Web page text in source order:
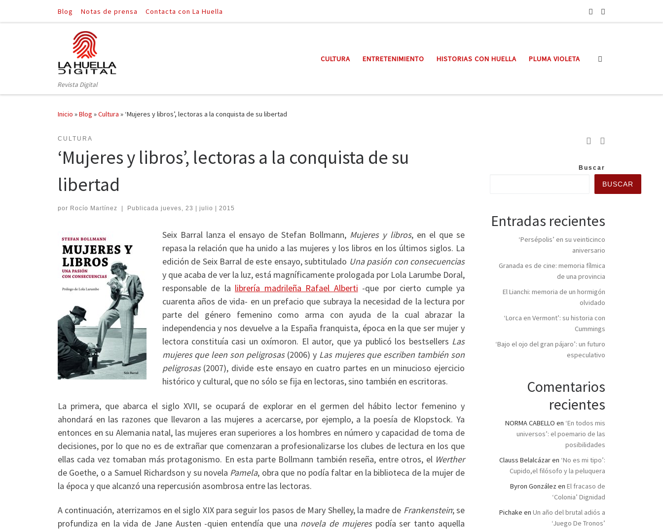
Saltar al contenido
Blog Notas de prensa Contacta con La Huella
Revista Digital
CULTURA ENTRETENIMIENTO HISTORIAS CON HUELLA PLUMA VIOLETA
Inicio »Blog »Cultura » ‘Mujeres y libros’, lectoras a la conquista de su libertad
CULTURA
‘Mujeres y libros’, lectoras a la conquista de su
libertad
por Rocío Martínez Publicada jueves, 23 | julio | 2015
Seix Barral lanza el ensayo de Stefan Bollmann, Mujeres y libros, en el que se
repasa la relación que ha unido a las mujeres y los libros en los últimos siglos. La
edición de Seix Barral de este ensayo, subtitulado Una pasión con consecuencias
y que acaba de ver la luz, está magníficamente prologada por Lola Larumbe Doral,
responsable de la librería madrileña Rafael Alberti -que por cierto cumple ya
cuarenta años de vida- en un prefacio que subraya la necesidad de la lectura por
parte del género femenino como arma con ayuda de la cual abrazar la
independencia y nos devuelve a la España franquista, época en la que ser mujer y
lectora constituía casi un oxímoron. El autor, que ya publicó los bestsellers Las
mujeres que leen son peligrosas(2006) y Las mujeres que escriben también son
peligrosas (2007), divide este ensayo en cuatro partes en un minucioso ejercicio
histórico y cultural, que no sólo se fija en lectoras, sino también en escritoras.
La primera, que abarca el siglo XVII, se ocupará de explorar en el germen del hábito lector femenino y
ahondará en las razones que llevaron a las mujeres a acercarse, por ejemplo, a la poesía de Klopstock. Ya
entonces en su Alemania natal, las mujeres eran superiores a los hombres en número y capacidad de toma de
decisiones, por lo que no es de extrañar que comenzaran a profesionalizarse los clubes de lectura en los que
ellas cada vez tomaban más protagonismo. En esta parte Bollmann también reseña, entre otros, el Werther
de Goethe, o a Samuel Richardson y su novela Pamela, obra que no podía faltar en la biblioteca de la mujer de
la época y que alcanzó una repercusión asombrosa entre las lectoras.
A continuación, aterrizamos en el siglo XIX para seguir los pasos de Mary Shelley, la madre de Frankenstein; se
profundiza en la vida de Jane Austen -quien entendía que una novela de mujerespodía ser tanto aquella
Buscar
BUSCAR
Entradas recientes
‘Persépolis’ en su veinticinco
aniversario
Granada es de cine: memoria fílmica
de una provincia
El Lianchi: memoria de un hormigón
olvidado
‘Lorca en Vermont’: su historia con
Cummings
‘Bajo el ojo del gran pájaro’: un futuro
especulativo
Comentarios
recientes
NORMA CABELLO en ‘En todos mis
universos’: el poemario de las
posibilidades
Clauss Belalcázaren ‘No es mi tipo’:
Cupido,el filósofo y la peluquera
Byron González en El fracaso de
‘Colonia’ Dignidad
Pichake en Un año del brutal adiós a
‘Juego De Tronos’